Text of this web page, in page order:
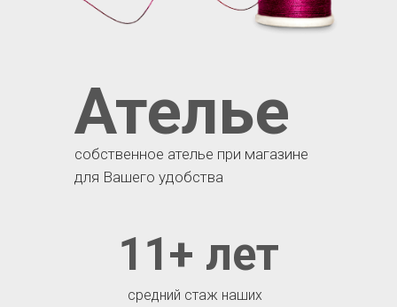
средний стаж наших
11+ лет
Ателье
собственное ателье при магазине
для Вашего удобства